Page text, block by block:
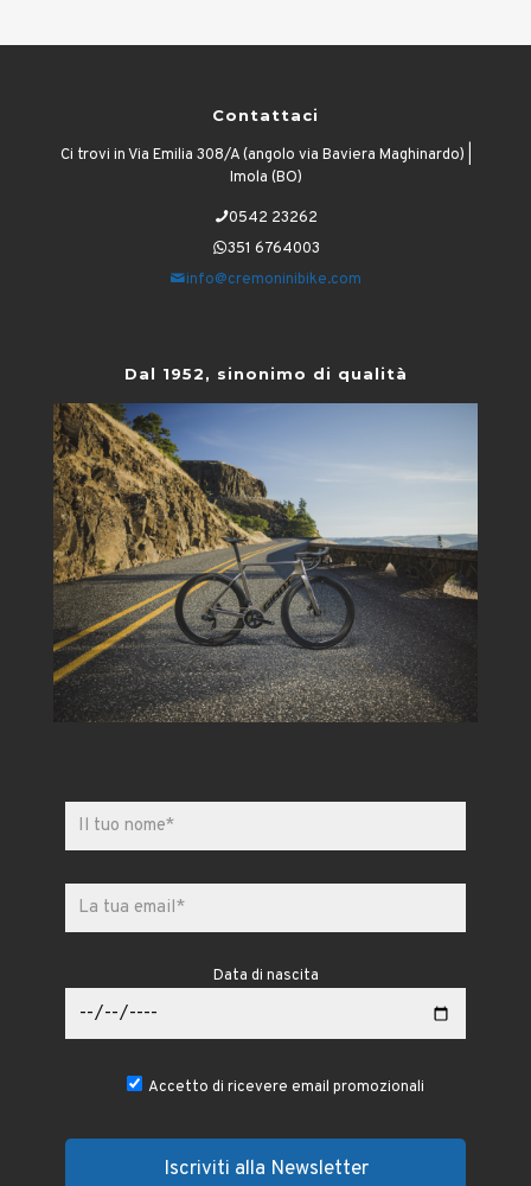
Contattaci
Ci trovi in Via Emilia 308/A (angolo via Baviera Maghinardo) |
Imola (BO)
0542 23262
351 6764003
info@cremoninibike.com
Dal 1952, sinonimo di qualità
Data di nascita
Accetto di ricevere email promozionali